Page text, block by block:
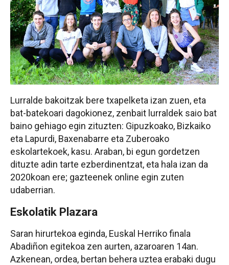
Lurralde bakoitzak bere txapelketa izan zuen, eta
bat-batekoari dagokionez, zenbait lurraldek saio bat
baino gehiago egin zituzten: Gipuzkoako, Bizkaiko
eta Lapurdi, Baxenabarre eta Zuberoako
eskolartekoek, kasu. Araban, bi egun gordetzen
dituzte adin tarte ezberdinentzat, eta hala izan da
2020koan ere; gazteenek online egin zuten
udaberrian.
Eskolatik Plazara
Saran hirurtekoa eginda, Euskal Herriko finala
Abadiñon egitekoa zen aurten, azaroaren 14an.
Azkenean, ordea, bertan behera uztea erabaki dugu